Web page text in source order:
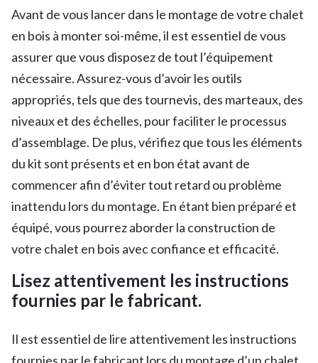
Avant de vous lancer dans le montage de votre chalet
en bois à monter soi-même, il est essentiel de vous
assurer que vous disposez de tout l’équipement
nécessaire. Assurez-vous d’avoir les outils
appropriés, tels que des tournevis, des marteaux, des
niveaux et des échelles, pour faciliter le processus
d’assemblage. De plus, vérifiez que tous les éléments
du kit sont présents et en bon état avant de
commencer afin d’éviter tout retard ou problème
inattendu lors du montage. En étant bien préparé et
équipé, vous pourrez aborder la construction de
votre chalet en bois avec confiance et efficacité.
Lisez attentivement les instructions
fournies par le fabricant.
Il est essentiel de lire attentivement les instructions
fournies par le fabricant lors du montage d’un chalet